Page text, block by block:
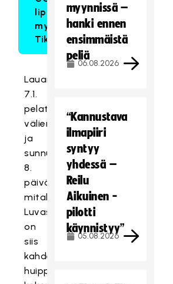
liput
myy
Tiketti
Lauantaina
7.1.
pelataan
välierät
ja
sunnuntaina
8.
päivä
mitalipelit.
Luvassa
on
siis
kahdeksan
huippuottelun
myynnissä –
hanki ennen
ensimmäistä
peliä
06.08.2026
“Kannustava
ilmapiiri
syntyy
yhdessä –
Reilu
Aikuinen -
pilotti
käynnistyy”
05.08.2026